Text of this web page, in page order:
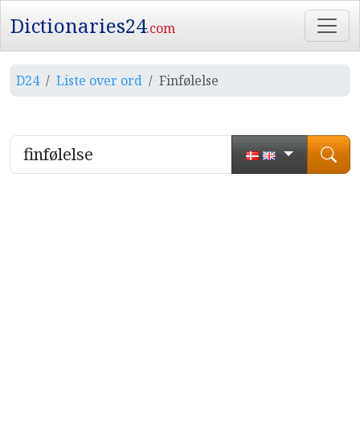
Dictionaries24.com
D24 Liste over ord Finfølelse